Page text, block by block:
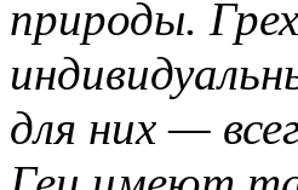
природы.
для них —